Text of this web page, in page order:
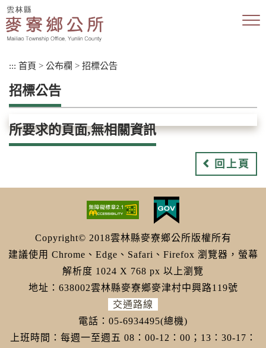
跳
到
主
::: 首頁 > 公布欄 > 招標公告
招標公告
所要求的頁面,無相關資訊
回上頁
Copyright© 2018雲林縣麥寮鄉公所版權所有
建議使用 Chrome、Edge、Safari、Firefox 瀏覽器，螢幕
解析度 1024 X 768 px 以上瀏覽
地址：638002雲林縣麥寮鄉麥津村中興路119號
交通路線
電話：05-6934495(總機)
上班時間：每週一至週五 08：00-12：00；13：30-17：